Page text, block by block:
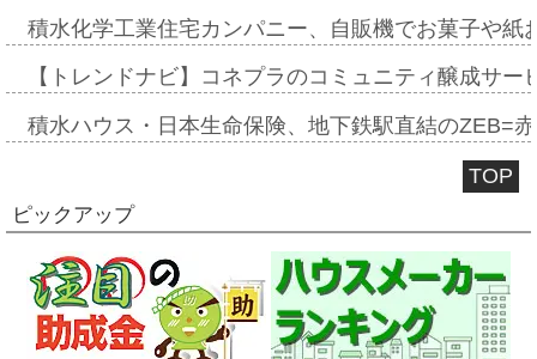
積水化学工業住宅カンパニー、自販機でお菓子や
【トレンドナビ】コネプラのコミュニティ醸成サ
積水ハウス・日本生命保険、地下鉄駅直結のZEB=
TOP
ピックアップ